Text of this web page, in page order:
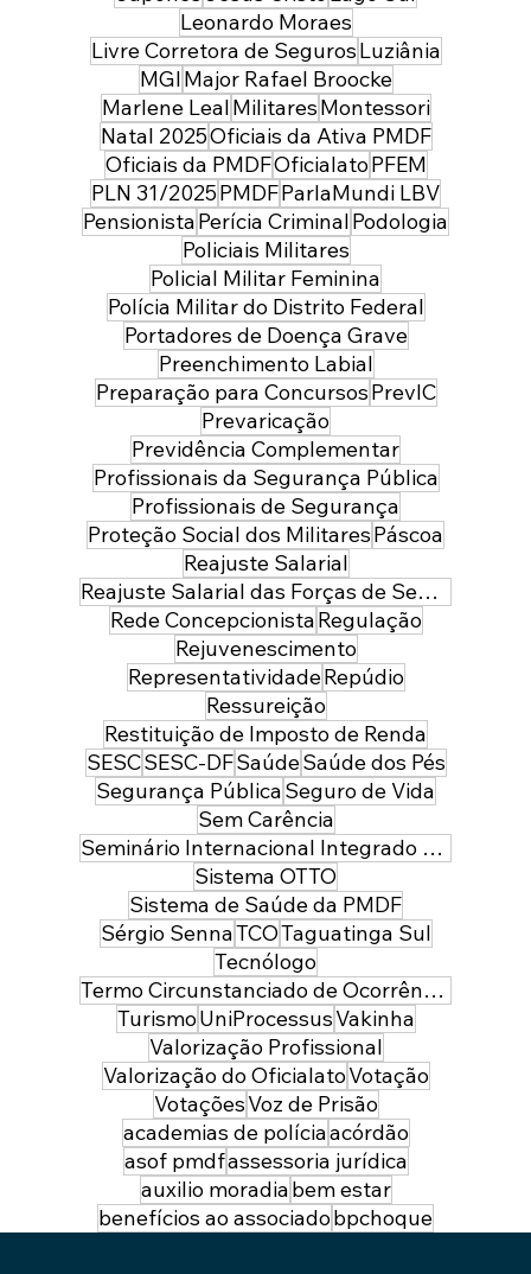
Leonardo Moraes
Livre Corretora de SegurosLuziânia
MGIMajor Rafael Broocke
Marlene LealMilitaresMontessori
Natal 2025Oficiais da Ativa PMDF
Oficiais da PMDFOficialatoPFEM
PLN 31/2025PMDFParlaMundi LBV
PensionistaPerícia CriminalPodologia
Policiais Militares
Policial Militar Feminina
Polícia Militar do Distrito Federal
Portadores de Doença Grave
Preenchimento Labial
Preparação para ConcursosPrevIC
Prevaricação
Previdência Complementar
Profissionais da Segurança Pública
Profissionais de Segurança
Proteção Social dos MilitaresPáscoa
Reajuste Salarial
Reajuste Salarial das Forças de Segurança do Distrito Federal
Rede ConcepcionistaRegulação
Rejuvenescimento
RepresentatividadeRepúdio
Ressureição
Restituição de Imposto de Renda
SESCSESC-DFSaúdeSaúde dos Pés
Segurança PúblicaSeguro de Vida
Sem Carência
Seminário Internacional Integrado de Segurança Pública e Defesa
Sistema OTTO
Sistema de Saúde da PMDF
Sérgio SennaTCOTaguatinga Sul
Tecnólogo
Termo Circunstanciado de Ocorrência
TurismoUniProcessusVakinha
Valorização Profissional
Valorização do OficialatoVotação
VotaçõesVoz de Prisão
academias de políciaacórdão
asof pmdfassessoria jurídica
auxilio moradiabem estar
benefícios ao associadobpchoque